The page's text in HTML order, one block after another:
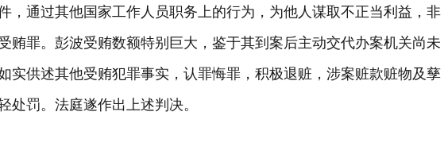
，通过其他国家工作人员职务上的行为，为他人谋取不正当利益，非
贿罪。彭波受贿数额特别巨大，鉴于其到案后主动交代办案机关尚未
实供述其他受贿犯罪事实，认罪悔罪，积极退赃，涉案赃款赃物及孳
处罚。法庭遂作出上述判决。